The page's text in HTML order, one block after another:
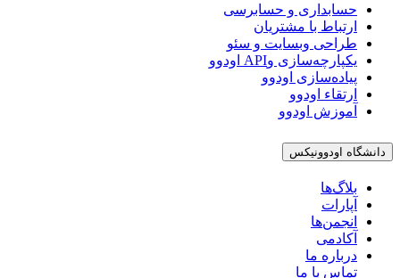
حسابداری و حسابرسی
ارتباط با مشتریان
طراحی وبسایت و سئو
یکپارچه‌سازی وAPI اودوو
پیاده‌سازی اودوو
ارتقاء اودوو
آموزش اودوو
دانشگاه اودوونیکس
بلاگ‌ها
آپارات
انجمن‌ها
آکادمی
درباره ما
تماس با ما